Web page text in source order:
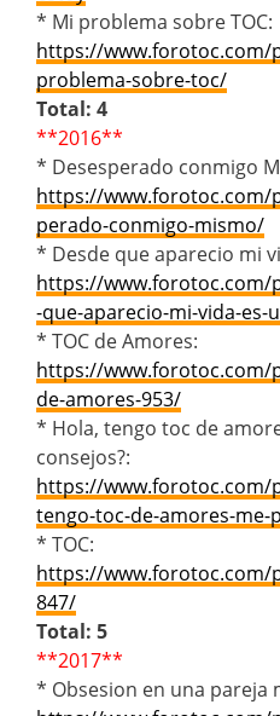
* Mi problema sobre TOC:
https://www.forotoc.com/
problema-sobre-toc/
Total: 4
**2016**
* Desesperado conmigo
https://www.forotoc.com/
perado-conmigo-mismo/
* Desde que aparecio mi
https://www.forotoc.com/
-que-aparecio-mi-vida-es-
* TOC de Amores:
https://www.forotoc.com/
de-amores-953/
* Hola, tengo toc de
consejos?:
https://www.forotoc.com/
tengo-toc-de-amores-
* TOC:
https://www.forotoc.com/
847/
Total: 5
**2017**
* Obsesion en una pareja